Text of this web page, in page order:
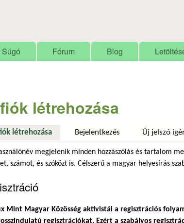
Súgó Fórum Blog
létrehozása
létrehozása (aktív fül)Bejelentkezés Új jelszó
megjelenik minden hozzászólás és tartalom
számot, és szóközt is. Célszerű a magyar helyesírás
Mint Magyar Közösség aktivistái a regisztrációs
regisztrációkat. Ezért a szabályos